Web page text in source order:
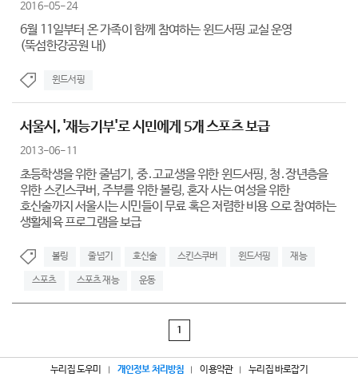
2016-05-24
6월 11일부터 온 가족이 함께 참여하는 윈드서핑 교실 운영
(뚝섬한강공원 내)
윈드서핑
서울시, '재능기부'로 시민에게 5개 스포츠 보급
2013-06-11
초등학생을 위한 줄넘기, 중․고교생을 위한 윈드서핑, 청․장년층을
위한 스킨스쿠버, 주부를 위한 볼링, 혼자 사는 여성을 위한
호신술까지 서울시는 시민들이 무료 혹은 저렴한 비용 으로 참여하는
생활체육 프로그램을 보급
볼링 줄넘기 호신술 스킨스쿠버 윈드서핑 재능
스포츠 스포츠 재능 운동
1
누리집 도우미 개인정보 처리방침 이용약관 누리집 바로잡기